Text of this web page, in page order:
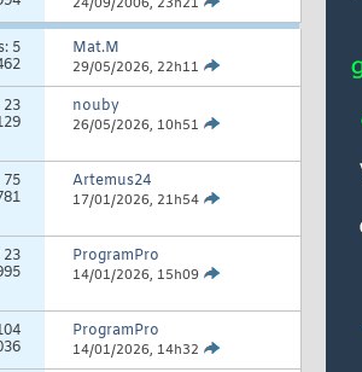
24/09/2006, 23h21
5
Mat.M
29/05/2026, 22h11
23
nouby
26/05/2026, 10h51
75
Artemus24
17/01/2026, 21h54
23
ProgramPro
14/01/2026, 15h09
ProgramPro
14/01/2026, 14h32